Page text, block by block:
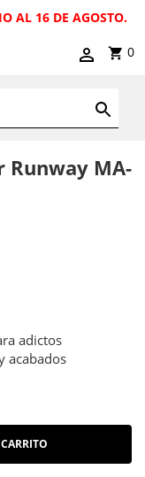
AL 16 DE AGOSTO.
0
MA-
adictos
acabados